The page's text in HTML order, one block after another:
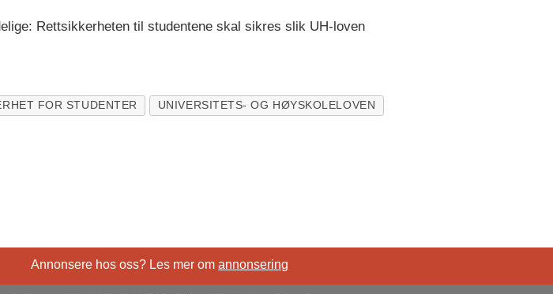
Rettsikkerheten til studentene skal sikres slik UH-loven
FOR STUDENTER UNIVERSITETS- OG HØYSKOLELOVEN
Annonsere hos oss? Les mer omannonsering